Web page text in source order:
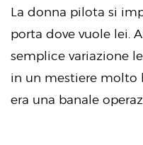
La donna pilota si
porta dove vuole lei.
semplice variazione
in un mestiere molto
era una banale